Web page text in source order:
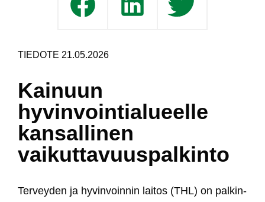
TIEDOTE 21.05.2026
Kainuun
hyvinvointialueelle
kansallinen
vaikuttavuuspalkinto
Ter­vey­den ja hy­vin­voin­nin lai­tos (THL) on pal­kin­